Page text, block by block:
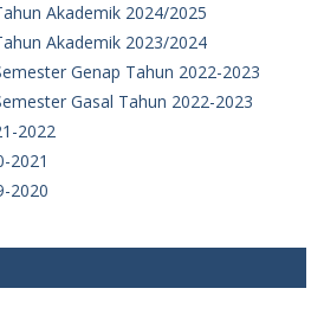
Akademik 2024/2025
Akademik 2023/2024
Genap Tahun 2022-2023
Gasal Tahun 2022-2023
2022
2021
2020